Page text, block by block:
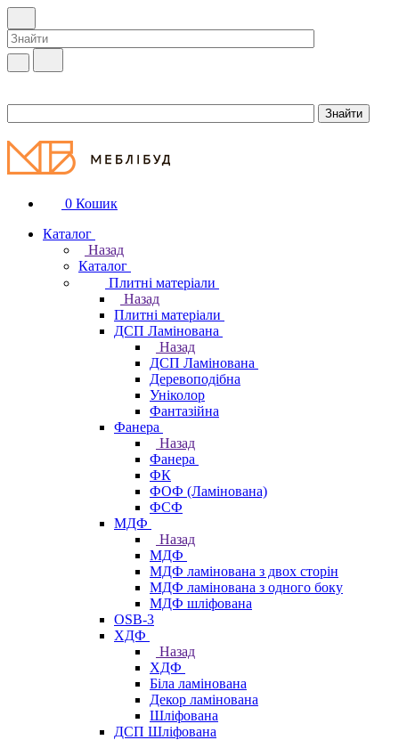
0 Кошик
Каталог
Назад
Каталог
Плитні матеріали
Назад
Плитні матеріали
ДСП Ламінована
Назад
ДСП Ламінована
Деревоподібна
Уніколор
Фантазійна
Фанера
Назад
Фанера
ФК
ФОФ (Ламінована)
ФСФ
МДФ
Назад
МДФ
МДФ ламінована з двох сторін
МДФ ламінована з одного боку
МДФ шліфована
OSB-3
ХДФ
Назад
ХДФ
Біла ламінована
Декор ламінована
Шліфована
ДСП Шліфована